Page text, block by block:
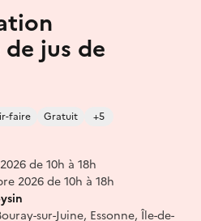
jus de
faire Gratuit +5
de 10h à 18h
2026 de 10h à 18h
sur-Juine, Essonne, Île-de-